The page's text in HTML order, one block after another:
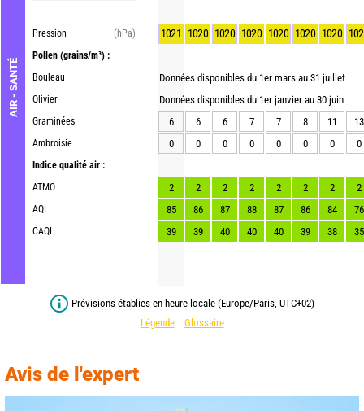
AIR - SANTÉ
Pression
(hPa)
Pollen (grains/m³) :
Bouleau
Olivier
Graminées
Ambroisie
Indice qualité air :
ATMO
AQI
CAQI
1021 1020 1020 1020 1020 1020 1020
Données disponibles du 1er mars au 31 juillet
Données disponibles du 1er janvier au 30 juin
6
6 6 7 7 8 11
13
0
0 0 0 0 0 0 0
2 2 2 2 2 2 2
2
85
86 87 88 87 86 84
76
39
39 40 40 40 39 38 35
Prévisions établies en heure locale (Europe/Paris, UTC+02)
Légende
Glossaire
Avis de l'expert